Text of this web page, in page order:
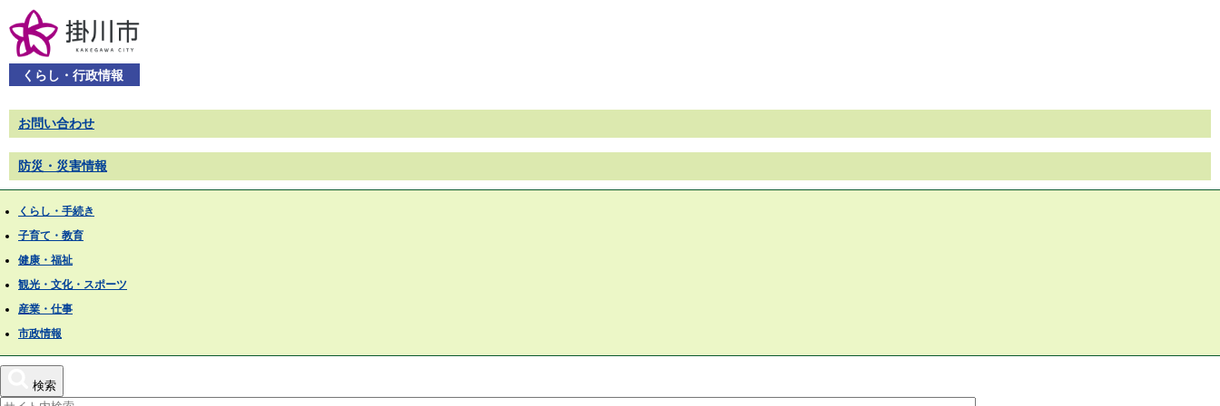
くらし・行政情報
お問い合わせ
防災・災害情報
くらし・手続き
子育て・教育
健康・福祉
観光・文化・スポーツ
産業・仕事
市政情報
検索